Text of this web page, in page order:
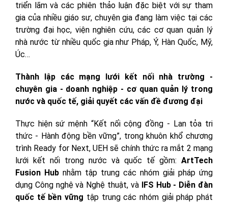
triển lãm và các phiên thảo luận đặc biệt với sự tham
gia của nhiều giáo sư, chuyên gia đang làm việc tại các
trường đại học, viện nghiên cứu, các cơ quan quản lý
nhà nước từ nhiều quốc gia như Pháp, Ý, Hàn Quốc, Mỹ,
Úc…
Thành lập các mạng lưới kết nối nhà trường -
chuyên gia - doanh nghiệp - cơ quan quản lý trong
nước và quốc tế, giải quyết các vấn đề đương đại
Thực hiện sứ mệnh “Kết nối cộng đồng - Lan tỏa tri
thức - Hành động bền vững”, trong khuôn khổ chương
trình Ready for Next, UEH sẽ chính thức ra mắt 2 mạng
lưới kết nối trong nước và quốc tế gồm: ArtTech
Fusion Hub nhằm tập trung các nhóm giải pháp ứng
dụng Công nghệ và Nghệ thuật, vàIFS Hub - Diễn đàn
quốc tế bền vững tập trung các nhóm giải pháp phát